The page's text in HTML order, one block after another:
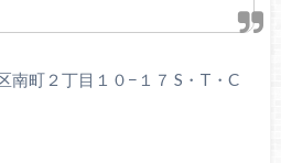
南町２丁目１０−１７ S・T・C